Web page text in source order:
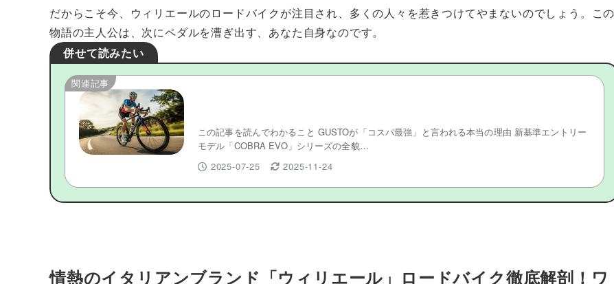
だからこそ今、ウィリエールのロードバイクが注目され、多くの人々を惹きつけてやまないのでしょう。この
物語の主人公は、次にペダルを漕ぎ出す、あなた自身なのです。
併せて読みたい
【予算30万円】GUSTOロードバイク入門｜後悔しないエントリーモデル「COBRA EVO」の選び方
関連記事
この記事を読んでわかること GUSTOが「コスパ最強」と言われる本当の理由 新基準エントリー
モデル「COBRA EVO」シリーズの全貌…
2025-07-25
2025-11-24
情熱のイタリアンブランド「ウィリエール」ロードバイク徹底解剖！ワ